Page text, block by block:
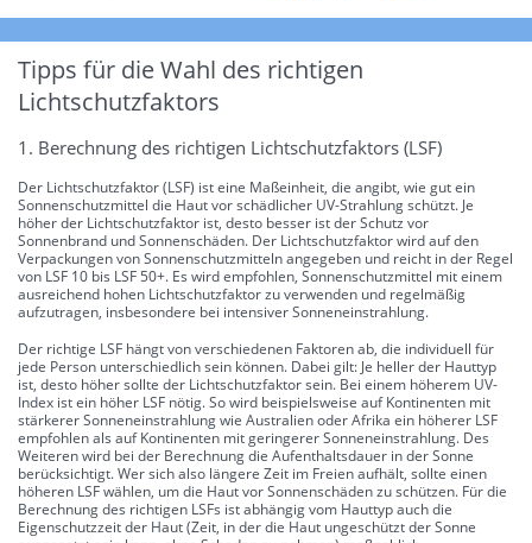
Tipps für die Wahl des richtigen
Lichtschutzfaktors
1. Berechnung des richtigen Lichtschutzfaktors (LSF)
Der Lichtschutzfaktor (LSF) ist eine Maßeinheit, die angibt, wie gut ein
Sonnenschutzmittel die Haut vor schädlicher UV-Strahlung schützt. Je
höher der Lichtschutzfaktor ist, desto besser ist der Schutz vor
Sonnenbrand und Sonnenschäden. Der Lichtschutzfaktor wird auf den
Verpackungen von Sonnenschutzmitteln angegeben und reicht in der Regel
von LSF 10 bis LSF 50+. Es wird empfohlen, Sonnenschutzmittel mit einem
ausreichend hohen Lichtschutzfaktor zu verwenden und regelmäßig
aufzutragen, insbesondere bei intensiver Sonneneinstrahlung.
Der richtige LSF hängt von verschiedenen Faktoren ab, die individuell für
jede Person unterschiedlich sein können. Dabei gilt: Je heller der Hauttyp
ist, desto höher sollte der Lichtschutzfaktor sein. Bei einem höherem UV-
Index ist ein höher LSF nötig. So wird beispielsweise auf Kontinenten mit
stärkerer Sonneneinstrahlung wie Australien oder Afrika ein höherer LSF
empfohlen als auf Kontinenten mit geringerer Sonneneinstrahlung. Des
Weiteren wird bei der Berechnung die Aufenthaltsdauer in der Sonne
berücksichtigt. Wer sich also längere Zeit im Freien aufhält, sollte einen
höheren LSF wählen, um die Haut vor Sonnenschäden zu schützen. Für die
Berechnung des richtigen LSFs ist abhängig vom Hauttyp auch die
Eigenschutzzeit der Haut (Zeit, in der die Haut ungeschützt der Sonne